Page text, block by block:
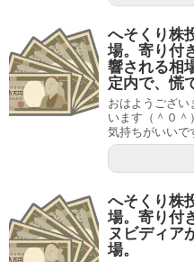
へそくり株
場。寄り付
響される相
定内で、慌
おはようござ
います（＾０＾
気持ちがいいで
へそくり株
場。寄り付
ヌビディア
場。